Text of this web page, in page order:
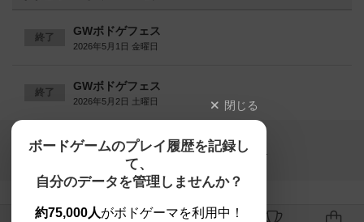
終了 GWボドゲフェス
2026年5月1日 金曜日
終了 GWボドゲフェス
2026年5月2日 土曜日 閉じる
ボードゲームのプレイ履歴を記録し
て、
自分のデータを管理しませんか？
約75,000人がボドゲーマを利用中！
【ボドゲーマ】ボードゲームの総合情報サイト